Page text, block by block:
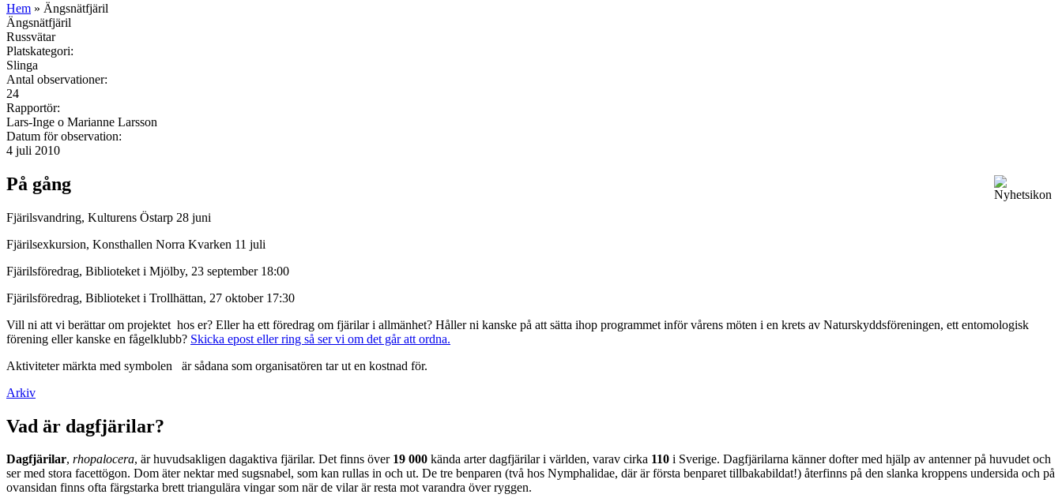
Hem » Ängsnätfjäril
Ängsnätfjäril
Russvätar
Platskategori:
Slinga
Antal observationer:
24
Rapportör:
Lars-Inge o Marianne Larsson
Datum för observation:
4 juli 2010
På gång
Fjärilsvandring, Kulturens Östarp 28 juni
Fjärilsexkursion, Konsthallen Norra Kvarken 11 juli
Fjärilsföredrag, Biblioteket i Mjölby, 23 september 18:00
Fjärilsföredrag, Biblioteket i Trollhättan, 27 oktober 17:30
Vill ni att vi berättar om projektet hos er? Eller ha ett föredrag om fjärilar i allmänhet? Håller ni kanske på att sätta ihop programmet inför vårens möten i en krets av Naturskyddsföreningen, ett entomologisk
förening eller kanske en fågelklubb? Skicka epost eller ring så ser vi om det går att ordna.
Aktiviteter märkta med symbolen
är sådana som organisatören tar ut en kostnad för.
Arkiv
Vad är dagfjärilar?
Dagfjärilar, rhopalocera, är huvudsakligen dagaktiva fjärilar. Det finns över 19 000 kända arter dagfjärilar i världen, varav cirka 110 i Sverige. Dagfjärilarna känner dofter med hjälp av antenner på huvudet och
ser med stora facettögon. Dom äter nektar med sugsnabel, som kan rullas in och ut. De tre benparen (två hos Nymphalidae, där är första benparet tillbakabildat!) återfinns på den slanka kroppens undersida och på
ovansidan finns ofta färgstarka brett triangulära vingar som när de vilar är resta mot varandra över ryggen.